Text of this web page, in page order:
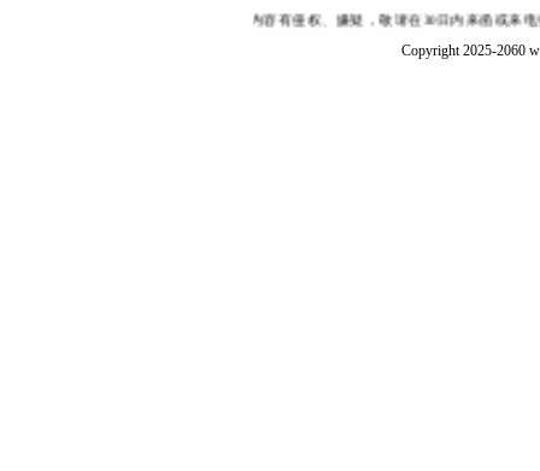
果您认为本站某部分内容有侵权、嫌疑，敬请在30日内来函或来电告知，我
Copyright 2025-2060